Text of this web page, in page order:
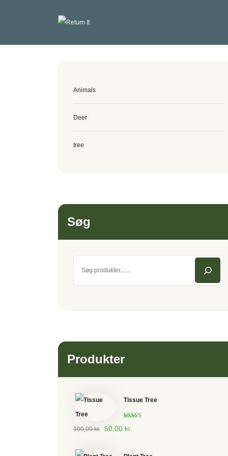
Animals
Deer
tree
Søg
Produkter
Tissue Tree
Vurderet
5.00
100,00kr. 50,00 kr.